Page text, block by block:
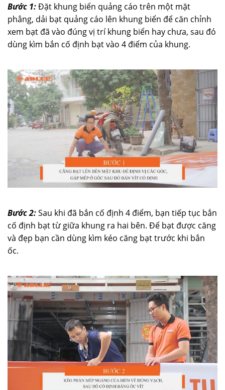
Bước 1:Đặt khung biển quảng cáo trên một mặt
phẳng, dải bạt quảng cáo lên khung biển để căn chỉnh
xem bạt đã vào đúng vị trí khung biển hay chưa, sau đó
dùng kìm bắn cố định bạt vào 4 điểm của khung.
Bước 2:Sau khi đã bắn cố định 4 điểm, bạn tiếp tục bắn
cố định bạt từ giữa khung ra hai bên. Để bạt được căng
và đẹp bạn cần dùng kìm kéo căng bạt trước khi bắn
ốc.